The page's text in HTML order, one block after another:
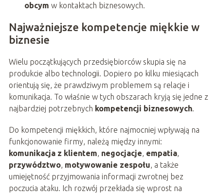
obcym w kontaktach biznesowych.
Najważniejsze kompetencje miękkie w
biznesie
Wielu początkujących przedsiębiorców skupia się na
produkcie albo technologii. Dopiero po kilku miesiącach
orientują się, że prawdziwym problemem są relacje i
komunikacja. To właśnie w tych obszarach kryją się jedne z
najbardziej potrzebnych kompetencji biznesowych.
Do kompetencji miękkich, które najmocniej wpływają na
funkcjonowanie firmy, należą między innymi:
komunikacja z klientem, negocjacje, empatia,
przywództwo, motywowanie zespołu, a także
umiejętność przyjmowania informacji zwrotnej bez
poczucia ataku. Ich rozwój przekłada się wprost na